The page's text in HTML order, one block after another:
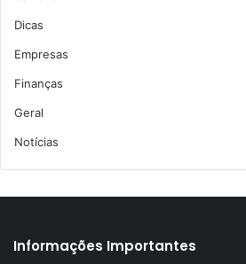
Dicas
Empresas
Finanças
Geral
Notícias
Informações Importantes